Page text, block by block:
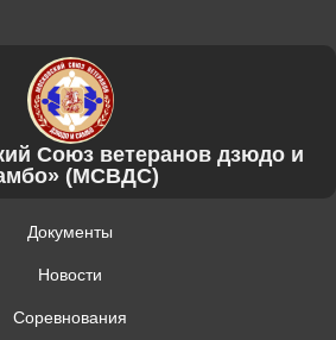
Союз ветеранов дзюдо и
(МСВДС)
Документы
Новости
Соревнования